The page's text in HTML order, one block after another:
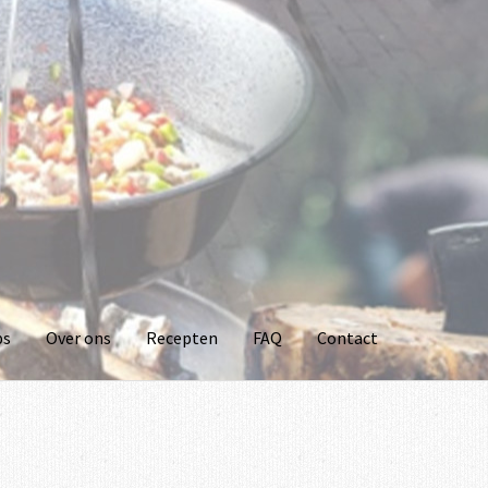
Over ons Recepten FAQ Contact